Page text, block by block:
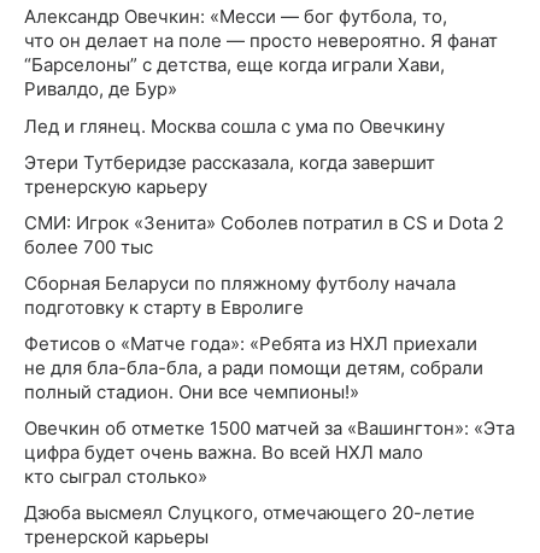
Александр Овечкин: «Месси — бог футбола, то,
что он делает на поле — просто невероятно. Я фанат
“Барселоны” с детства, еще когда играли Хави,
Ривалдо, де Бур»
Лед и глянец. Москва сошла с ума по Овечкину
Этери Тутберидзе рассказала, когда завершит
тренерскую карьеру
СМИ: Игрок «Зенита» Соболев потратил в CS и Dota 2
более 700 тыс
Сборная Беларуси по пляжному футболу начала
подготовку к старту в Евролиге
Фетисов о «Матче года»: «Ребята из НХЛ приехали
не для бла-бла-бла, а ради помощи детям, собрали
полный стадион. Они все чемпионы!»
Овечкин об отметке 1500 матчей за «Вашингтон»: «Эта
цифра будет очень важна. Во всей НХЛ мало
кто сыграл столько»
Дзюба высмеял Слуцкого, отмечающего 20-летие
тренерской карьеры